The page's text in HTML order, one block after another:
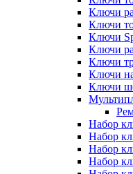
Ключи
Ключи
Ключи
Ключи
Ключи
Ключи
Ключи
Набор
Набор
Набор
Набор